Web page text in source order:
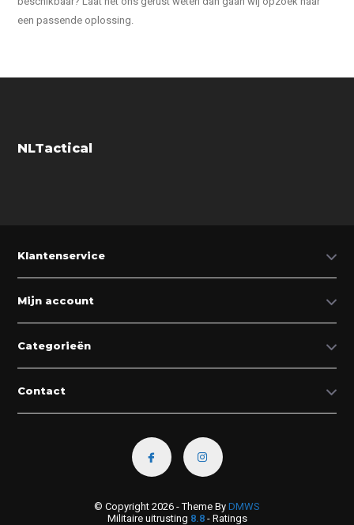
een passende oplossing.
NLTactical
Klantenservice
Mijn account
Categorieën
Contact
© Copyright 2026 - Theme By DMWS
Militaire uitrusting 8.8- Ratings